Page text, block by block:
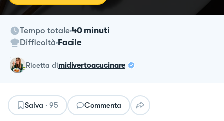
Tempo totale 40 minuti
Difficoltà Facile
ricetta dimidivertoacucinare
Salva · 95 Commenta